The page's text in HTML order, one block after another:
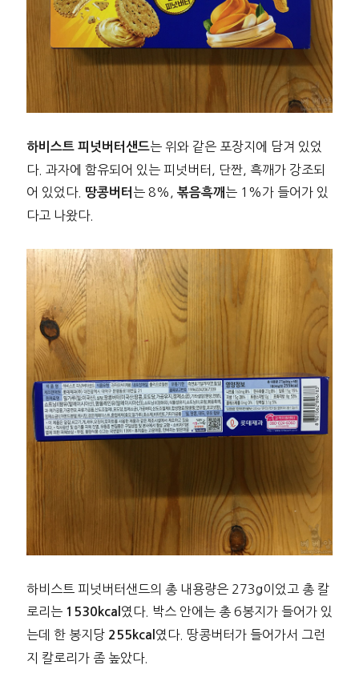
하비스트 피넛버터샌드는 위와 같은 포장지에 담겨 있었
다. 과자에 함유되어 있는 피넛버터, 단짠, 흑깨가 강조되
어 있었다. 땅콩버터 는 8%, 볶음흑깨 는 1%가 들어가 있
다고 나왔다.
하비스트 피넛버터샌드의 총 내용량은 273g이었고 총 칼
로리는1530kcal 였다. 박스 안에는 총 6봉지가 들어가 있
는데 한 봉지당 255kcal 였다. 땅콩버터가 들어가서 그런
지 칼로리가 좀 높았다.